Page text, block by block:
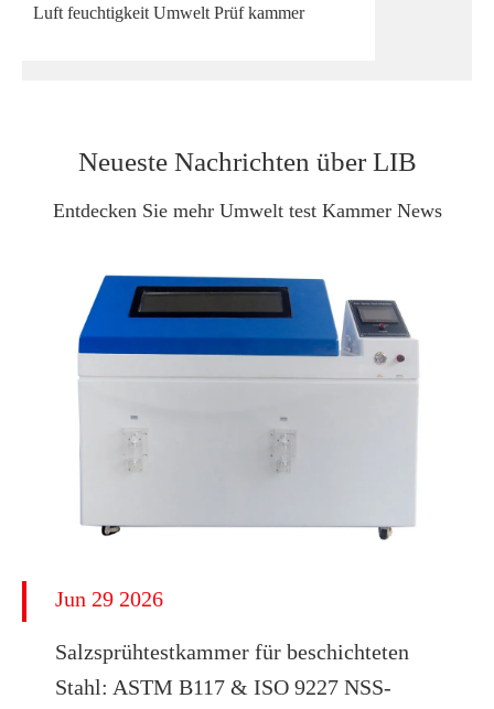
Luft feuchtigkeit Umwelt Prüf kammer
Neueste Nachrichten über LIB
Entdecken Sie mehr Umwelt test Kammer News
Jun 29 2026
​Salzsprühtestkammer für beschichteten
Stahl: ASTM B117 & ISO 9227 NSS-